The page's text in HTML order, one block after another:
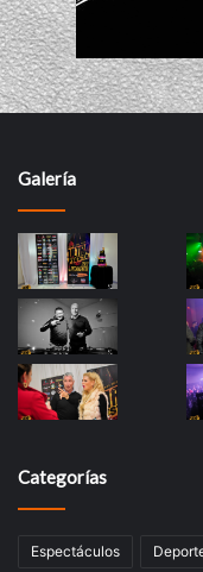
Galería
Categorías
Espectáculos